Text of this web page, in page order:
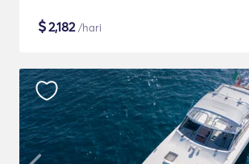
$2,182/hari